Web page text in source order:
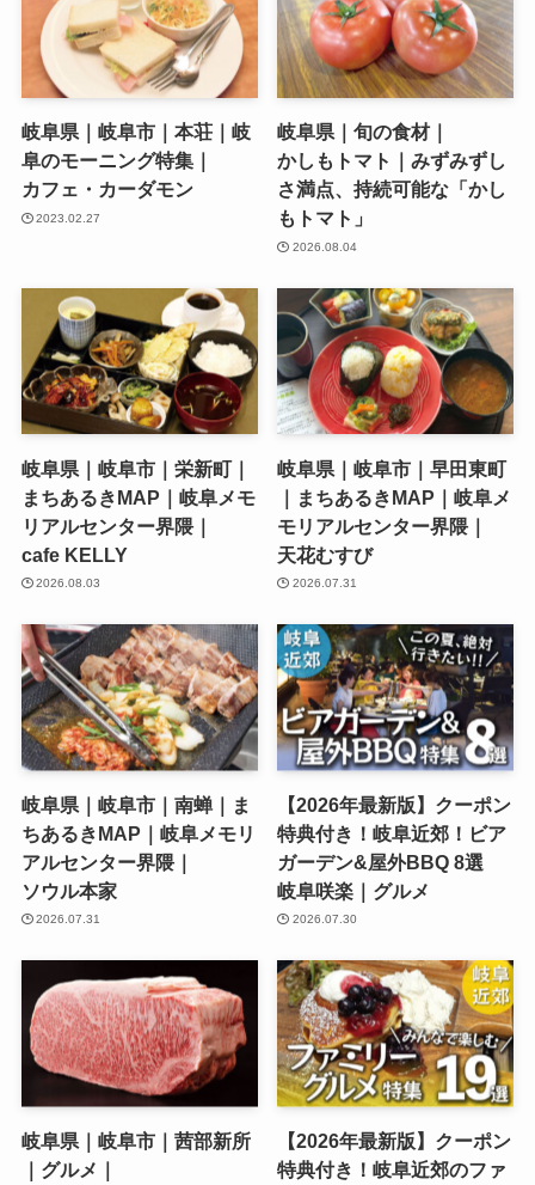
岐阜県｜岐阜市｜本荘｜岐
阜のモーニング特集｜
カフェ・カーダモン
2023.02.27
岐阜県｜旬の食材｜
かしもトマト｜みずみずし
さ満点、持続可能な「かし
もトマト」
2026.08.04
岐阜県｜岐阜市｜栄新町｜
まちあるきMAP｜岐阜メモ
リアルセンター界隈｜
cafe KELLY
2026.08.03
岐阜県｜岐阜市｜早田東町
｜まちあるきMAP｜岐阜メ
モリアルセンター界隈｜
天花むすび
2026.07.31
岐阜県｜岐阜市｜南蝉｜ま
ちあるきMAP｜岐阜メモリ
アルセンター界隈｜
ソウル本家
2026.07.31
【2026年最新版】クーポン
特典付き！岐阜近郊！ビア
ガーデン&屋外BBQ 8選
岐阜咲楽｜グルメ
2026.07.30
岐阜県｜岐阜市｜茜部新所
｜グルメ｜
【2026年最新版】クーポン
特典付き！岐阜近郊のファ